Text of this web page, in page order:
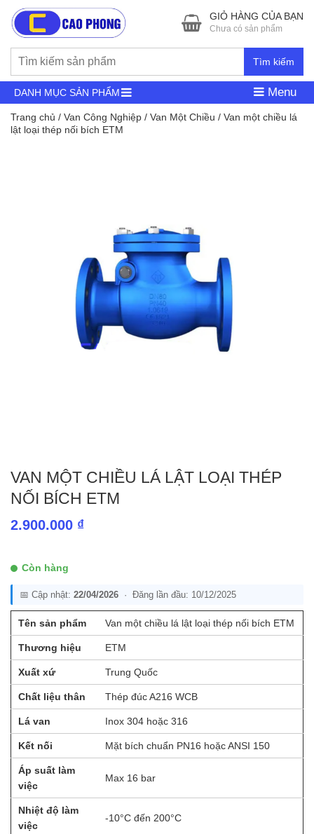
Tìm kiếm
GIỎ HÀNG CỦA BẠN
Chưa có sản phẩm
DANH MỤC SẢN PHẨM Menu
Trang chủ / Van Công Nghiệp / Van Một Chiều / Van một chiều lá
lật loại thép nối bích ETM
VAN MỘT CHIỀU LÁ LẬT LOẠI THÉP
NỐI BÍCH ETM
2.900.000 ₫
Còn hàng
📅 Cập nhật: 22/04/2026 · Đăng lần đầu: 10/12/2025
Tên sản phẩm Van một chiều lá lật loại thép nối bích ETM
Thương hiệu ETM
Xuất xứ Trung Quốc
Chất liệu thân Thép đúc A216 WCB
Lá van Inox 304 hoặc 316
Kết nối Mặt bích chuẩn PN16 hoặc ANSI 150
Áp suất làm
việc
Max 16 bar
Nhiệt độ làm
việc
-10°C đến 200°C